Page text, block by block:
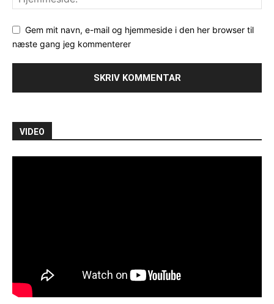
Gem mit navn, e-mail og hjemmeside i den her browser til
næste gang jeg kommenterer
VIDEO